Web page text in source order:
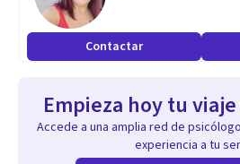
fortalecimiento de habilidades de
formación en DBT y terapias
en el desarrollo de habilidades
demás, y construir una vida más
Contactar
Empieza hoy tu
Accede a una amplia red de
experiencia a tu